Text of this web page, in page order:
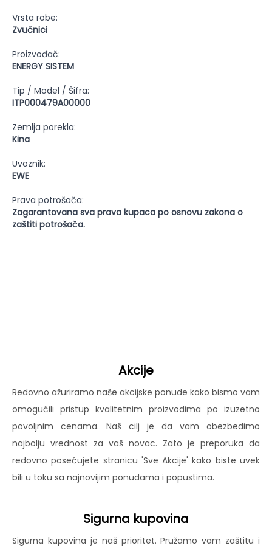
Vrsta robe:
Zvučnici
Proizvođač:
ENERGY SISTEM
Tip / Model / Šifra:
ITP000479A00000
Zemlja porekla:
Kina
Uvoznik:
EWE
Prava potrošača:
Zagarantovana sva prava kupaca po osnovu zakona o
zaštiti potrošača.
Akcije
Redovno ažuriramo naše akcijske ponude kako bismo vam
omogućili pristup kvalitetnim proizvodima po izuzetno
povoljnim cenama. Naš cilj je da vam obezbedimo
najbolju vrednost za vaš novac. Zato je preporuka da
redovno posećujete stranicu 'Sve Akcije' kako biste uvek
bili u toku sa najnovijim ponudama i popustima.
Sigurna kupovina
Sigurna kupovina je naš prioritet. Pružamo vam zaštitu i